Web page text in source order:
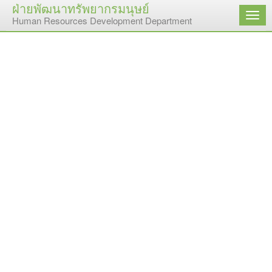
ฝ่ายพัฒนาทรัพยากรมนุษย์
Human Resources Development Department เมนู